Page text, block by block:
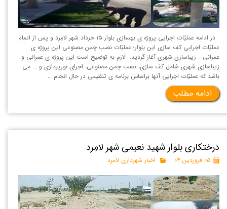
در ادامه عملیّات اجرایی پروژه ی بهسازی بلوار ۱۵ خرداد شهر لامِرد و پس از اتمام
عملیّات اجرایی کف سازی این بلوار؛ عملیّات نصب چمن مصنوعی این پروژه ی
عمرانی _ زیباسازی شهری آغاز گردید. لازم به توضیح است این پروژه ی عمرانی و
زیباسازی شهری شامل کف سازی، نصب چمن مصنوعی، اجرای نورپردازی و ... می
باشد که عملیّات اجرایی آنها براساس برنامه ی تنظیمی در حال انجام …
ادامه مطلب
درختکاری بلوار شهید نعیمی شهر لامِرد
۰۵ فروردین ۰۴ اخبار شهرداری لامرد